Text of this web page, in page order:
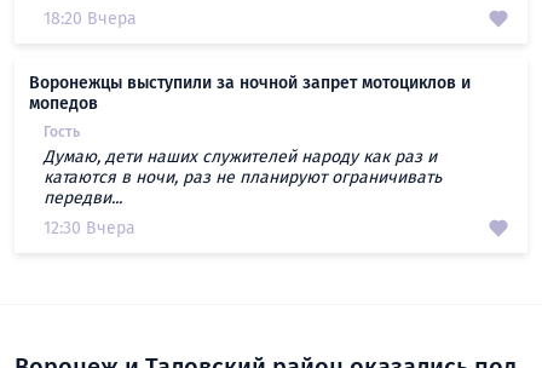
18:20 Вчера
Воронежцы выступили за ночной запрет мотоциклов и
мопедов
Гость
Думаю, дети наших служителей народу как раз и
катаются в ночи, раз не планируют ограничивать
передви...
12:30 Вчера